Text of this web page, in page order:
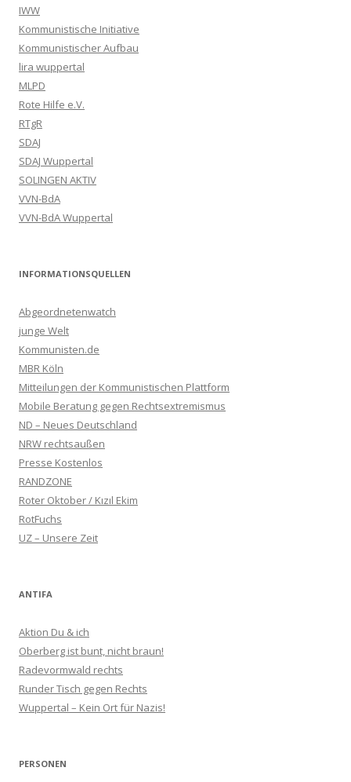
IWW
Kommunistische Initiative
Kommunistischer Aufbau
lira wuppertal
MLPD
Rote Hilfe e.V.
RTgR
SDAJ
SDAJ Wuppertal
SOLINGEN AKTIV
VVN-BdA
VVN-BdA Wuppertal
INFORMATIONSQUELLEN
Abgeordnetenwatch
junge Welt
Kommunisten.de
MBR Köln
Mitteilungen der Kommunistischen Plattform
Mobile Beratung gegen Rechtsextremismus
ND – Neues Deutschland
NRW rechtsaußen
Presse Kostenlos
RANDZONE
Roter Oktober / Kızıl Ekim
RotFuchs
UZ – Unsere Zeit
ANTIFA
Aktion Du & ich
Oberberg ist bunt, nicht braun!
Radevormwald rechts
Runder Tisch gegen Rechts
Wuppertal – Kein Ort für Nazis!
PERSONEN